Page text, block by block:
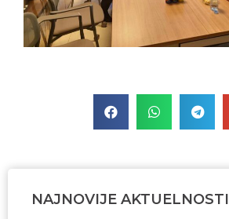
NAJNOVIJE AKTUELNOSTI